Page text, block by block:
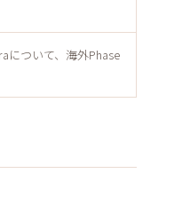
について、海外Phase